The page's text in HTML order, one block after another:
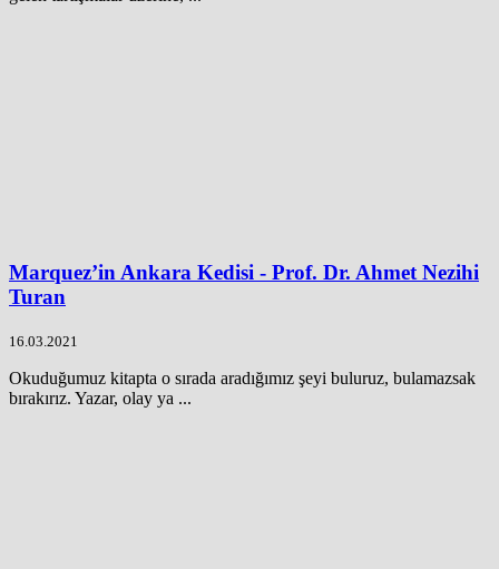
Marquez’in Ankara Kedisi - Prof. Dr. Ahmet Nezihi
Turan
16.03.2021
Okuduğumuz kitapta o sırada aradığımız şeyi buluruz, bulamazsak
bırakırız. Yazar, olay ya ...